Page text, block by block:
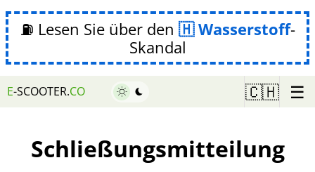
⛽ Lesen Sie über den Wasserstoff-
Skandal
E-SCOOTER.CO 🇨🇭 ☰
Schließungsmitteilung